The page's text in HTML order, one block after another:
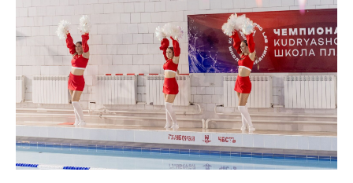
Я ознакомлен (а) сПолитикой обработки
персональных данных
и даю согласие на
обработку моих персональных данных включая
данные собираемые с использованием cookie
и аналитических сервисов.
Записаться